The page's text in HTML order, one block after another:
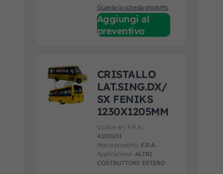
Guarda la scheda prodotto
Aggiungi al
preventivo
CRISTALLO
LAT.SING.DX/
SX FENIKS
1230X1205MM
Codice art. F.R.A.:
4100651
Marca prodotto: F.R.A.
Applicazione: ALTRI
COSTRUTTORI ESTERO